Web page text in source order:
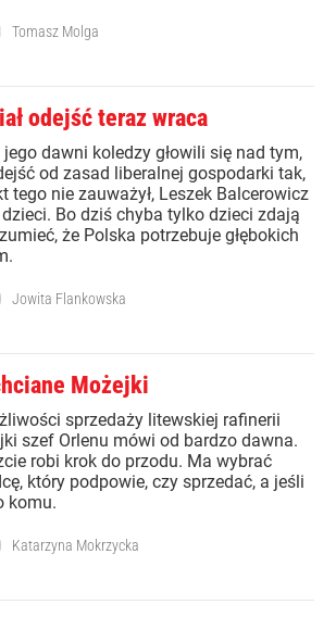
Tomasz Molga
odejść teraz wraca
jego dawni koledzy głowili się nad tym,
od zasad liberalnej gospodarki tak,
tego nie zauważył, Leszek Balcerowicz
dzieci. Bo dziś chyba tylko dzieci zdają
że Polska potrzebuje głębokich
Jowita Flankowska
Możejki
sprzedaży litewskiej rafinerii
szef Orlenu mówi od bardzo dawna.
robi krok do przodu. Ma wybrać
który podpowie, czy sprzedać, a jeśli
komu.
Katarzyna Mokrzycka